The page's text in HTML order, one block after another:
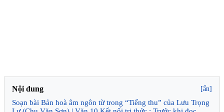
Nội dung [ẩn]
Soạn bài Bản hoà âm ngôn từ trong “Tiếng thu” của Lưu Trọng